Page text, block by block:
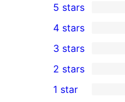
1
5-
star
review
5 stars
4-
star
reviews
4 stars
0
3-
star
3 stars
2-
2 stars
1 star